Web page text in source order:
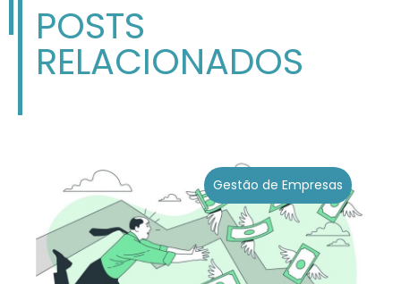
POSTS
RELACIONADOS
Gestão de Empresas